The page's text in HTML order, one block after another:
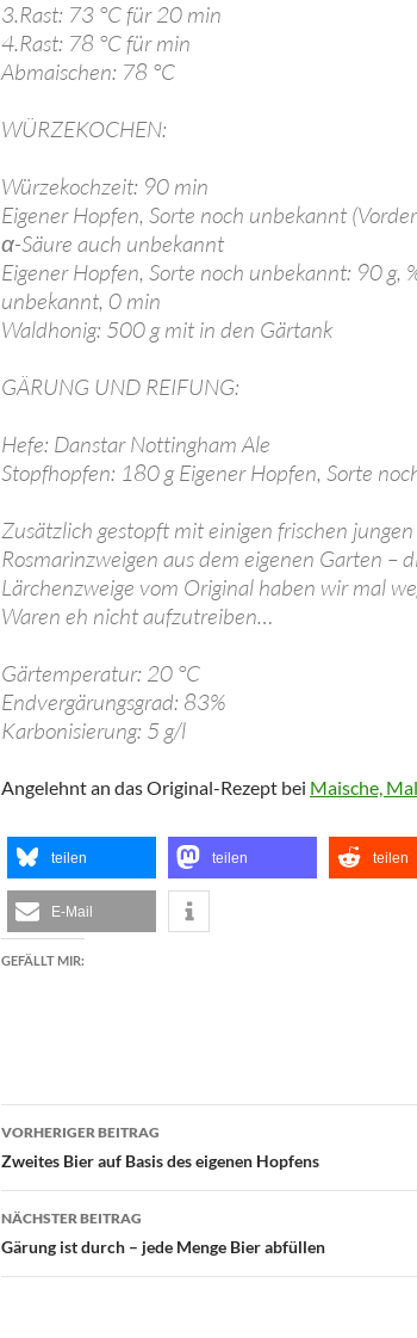
3.Rast: 73 °C für 20 min
4.Rast: 78 °C für min
Abmaischen: 78 °C
WÜRZEKOCHEN:
Würzekochzeit: 90 min
Eigener Hopfen, Sorte noch unbekannt
α-Säure auch unbekannt
Eigener Hopfen, Sorte noch unbekannt: 90 g,
unbekannt, 0 min
Waldhonig: 500 g mit in den Gärtank
GÄRUNG UND REIFUNG:
Hefe: Danstar Nottingham Ale
Stopfhopfen: 180 g Eigener Hopfen, Sorte
Zusätzlich gestopft mit einigen frischen jungen
Rosmarinzweigen aus dem eigenen Garten –
Lärchenzweige vom Original haben wir mal
Waren eh nicht aufzutreiben…
Gärtemperatur: 20 °C
Endvergärungsgrad: 83%
Karbonisierung: 5 g/l
Angelehnt an das Original-Rezept bei Maische,
teilen teilen teilen
E-Mail
GEFÄLLT MIR:
Beitragsnavigation
VORHERIGER BEITRAG
Zweites Bier auf Basis des eigenen Hopfens
NÄCHSTER BEITRAG
Gärung ist durch – jede Menge Bier abfüllen